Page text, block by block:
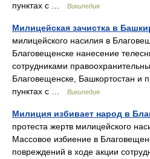
пунктах с …
Википедия
Милицейская зачистка в
милицейского насилия в
Благовещенске нанесение
сотрудниками
Благовещенске, Башкортостан и
пунктах с …
Википедия
Милиция избивает народ в
протеста жертв милицейского
Массовое избиение в
повреждений в ходе акции